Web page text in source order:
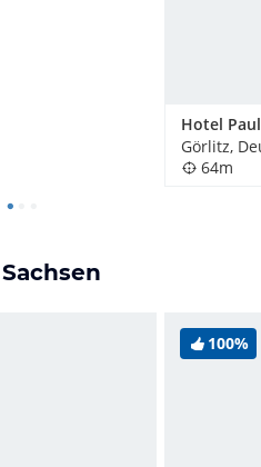
Hotel
Görlitz,
64m
100%